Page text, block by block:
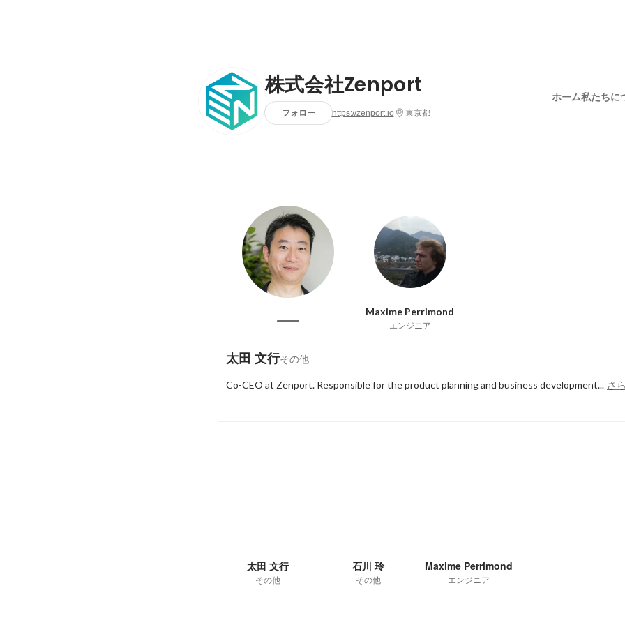
株式会社Zenport
フォロー https://zenport.io 東京都
ホーム私たちに
Maxime Perrimond
エンジニア
太田 文行その他
Co-CEO at Zenport. Responsible for the product planning and business development... さ
太田 文行
その他
石川 玲
その他
Maxime Perrimond
エンジニア